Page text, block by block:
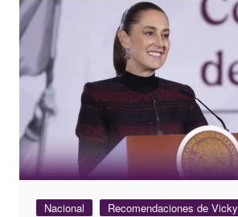
Nacional Recomendaciones de Vicky